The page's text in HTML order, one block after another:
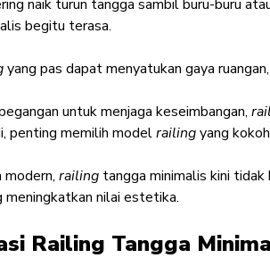
Cek
Interior Enthusiast·02 Oktober
naik turun tangga sambil buru-buru
begitu terasa.
yang pas dapat menyatukan gaya
untuk menjaga keseimbangan,
penting memilih modelrailingyang
modern, railing tangga minimalis kini tidak
meningkatkan nilai estetika.
Railing Tangga